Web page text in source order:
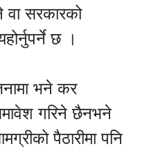
वा सरकारको
छ ।
भने कर
गरिने छैनभने
पैठारीमा पनि